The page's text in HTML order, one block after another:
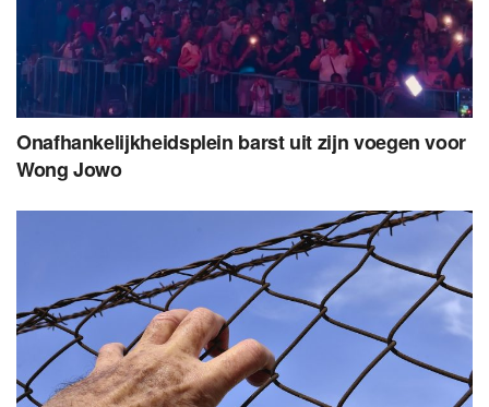
Onafhankelijkheidsplein barst uit zijn voegen voor
Wong Jowo